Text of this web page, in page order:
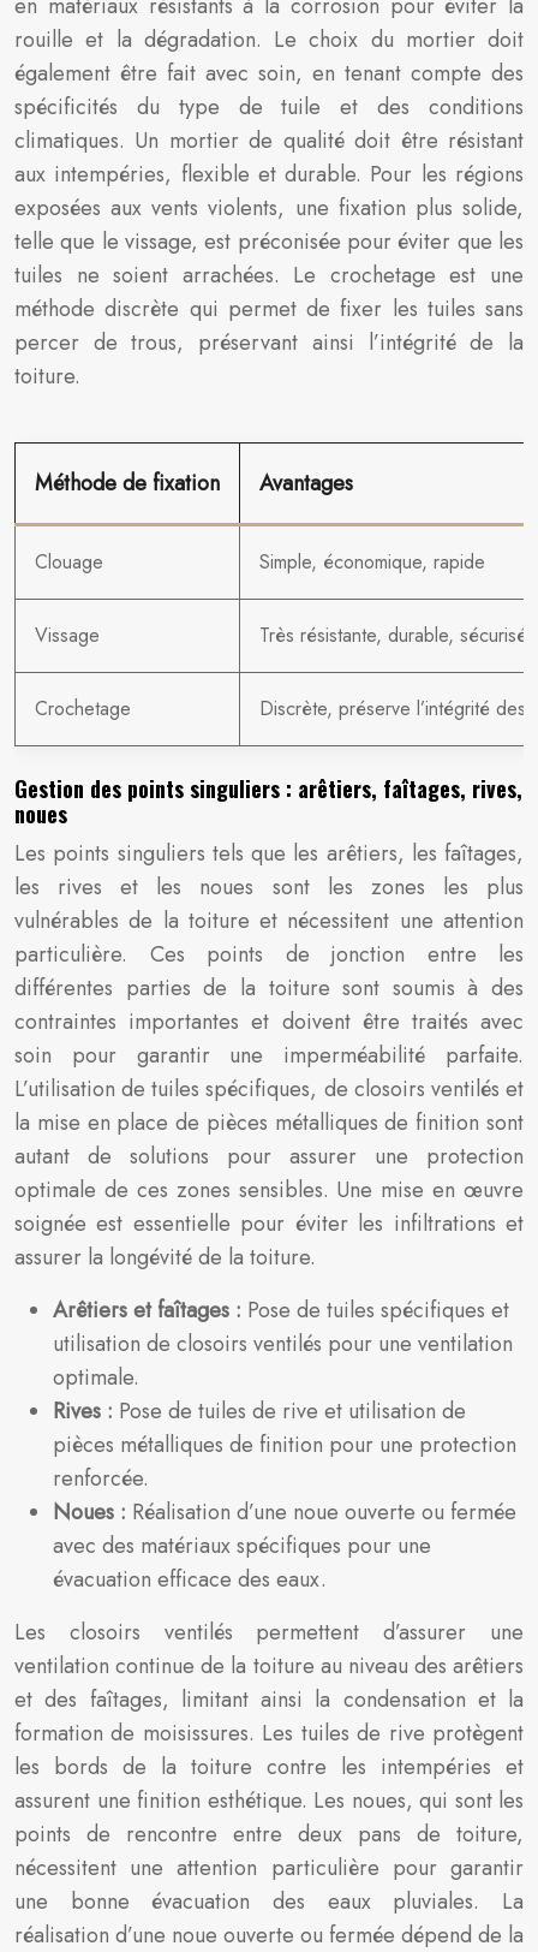
rouille et la dégradation. Le choix du mortier doit
également être fait avec soin, en tenant compte des
spécificités du type de tuile et des conditions
climatiques. Un mortier de qualité doit être résistant
aux intempéries, flexible et durable. Pour les régions
exposées aux vents violents, une fixation plus solide,
telle que le vissage, est préconisée pour éviter que les
tuiles ne soient arrachées. Le crochetage est une
méthode discrète qui permet de fixer les tuiles sans
percer de trous, préservant ainsi l’intégrité de la
toiture.
Méthode de fixation Avantages
Clouage Simple, économique, rapide
Vissage Très résistante, durable, sécurisée
Crochetage Discrète, préserve l’intégrité des
Gestion des points singuliers : arêtiers, faîtages, rives,
noues
Les points singuliers tels que les arêtiers, les faîtages,
les rives et les noues sont les zones les plus
vulnérables de la toiture et nécessitent une attention
particulière. Ces points de jonction entre les
différentes parties de la toiture sont soumis à des
contraintes importantes et doivent être traités avec
soin pour garantir une imperméabilité parfaite.
L’utilisation de tuiles spécifiques, de closoirs ventilés et
la mise en place de pièces métalliques de finition sont
autant de solutions pour assurer une protection
optimale de ces zones sensibles. Une mise en œuvre
soignée est essentielle pour éviter les infiltrations et
assurer la longévité de la toiture.
Arêtiers et faîtages : Pose de tuiles spécifiques et
utilisation de closoirs ventilés pour une ventilation
optimale.
Rives : Pose de tuiles de rive et utilisation de
pièces métalliques de finition pour une protection
renforcée.
Noues : Réalisation d’une noue ouverte ou fermée
avec des matériaux spécifiques pour une
évacuation efficace des eaux.
Les closoirs ventilés permettent d’assurer une
ventilation continue de la toiture au niveau des arêtiers
et des faîtages, limitant ainsi la condensation et la
formation de moisissures. Les tuiles de rive protègent
les bords de la toiture contre les intempéries et
assurent une finition esthétique. Les noues, qui sont les
points de rencontre entre deux pans de toiture,
nécessitent une attention particulière pour garantir
une bonne évacuation des eaux pluviales. La
réalisation d’une noue ouverte ou fermée dépend de la